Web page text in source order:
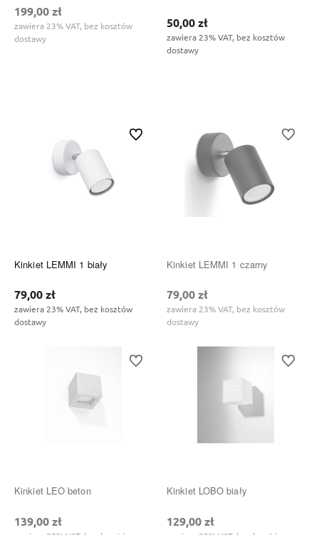
199,00 zł
zawiera 23% VAT, bez kosztów
dostawy
50,00 zł
zawiera 23% VAT, bez kosztów
dostawy
Kinkiet LEMMI 1 biały
79,00 zł
zawiera 23% VAT, bez kosztów
dostawy
Do ulubionych
Kinkiet LEMMI 1 czarny
79,00 zł
zawiera 23% VAT, bez kosztów
dostawy
Do
Kinkiet LEO beton
139,00 zł
Do ulubionych
Kinkiet LOBO biały
129,00 zł
Do